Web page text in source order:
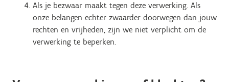
Als je bezwaar maakt tegen deze verwerking. Als
onze belangen echter zwaarder doorwegen dan jouw
rechten en vrijheden, zijn we niet verplicht om de
verwerking te beperken.